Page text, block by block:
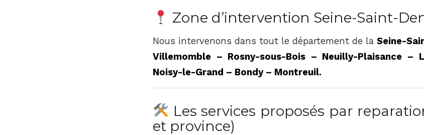
Zone d’intervention Seine-Saint-
Nous intervenons dans tout le département de la Seine-
Villemomble – Rosny-sous-Bois – Neuilly-Plaisance –
Noisy-le-Grand – Bondy – Montreuil.
Les services proposés par
et province)